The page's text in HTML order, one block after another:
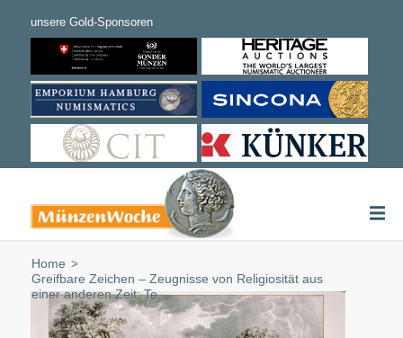
Home
Greifbare Zeichen – Zeugnisse von Religiosität aus
einer anderen Zeit: Te...